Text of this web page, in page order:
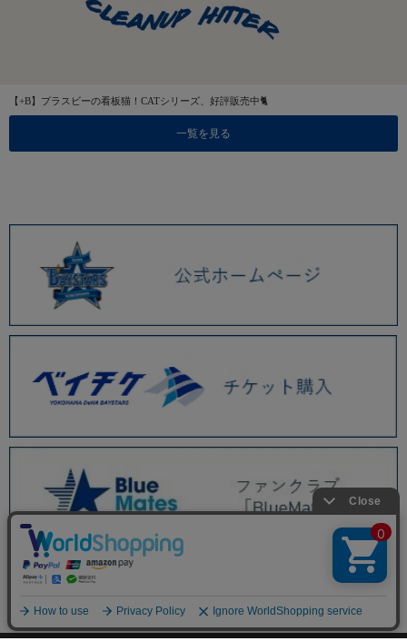
【+B】プラスビーの看板猫！CATシリーズ、好評販売中🐈
一覧を見る
BAYSTORE ONLINE TOP 商品一覧